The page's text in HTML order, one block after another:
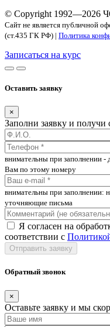
© Copyright 1992—2026
Сайт не является публичной
(ст.435 ГК РФ) | Политика
Записаться на курс
Оставить заявку
×
Заполни заявку и получи
внимательны при заполнении -
Вам по этому номеру
внимательны при заполнении:
уточняющие письма
Я согласен на
соответствии с
Отправить заявку
Обратный звонок
×
Оставьте заявку и мы